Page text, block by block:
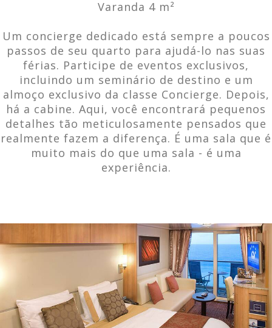
Varanda 4 m²
Um concierge dedicado está sempre a poucos
passos de seu quarto para ajudá-lo nas suas
férias. Participe de eventos exclusivos,
incluindo um seminário de destino e um
almoço exclusivo da classe Concierge. Depois,
há a cabine. Aqui, você encontrará pequenos
detalhes tão meticulosamente pensados ​​que
realmente fazem a diferença. É uma sala que é
muito mais do que uma sala - é uma
experiência.